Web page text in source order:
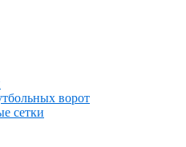
ворот
сетки